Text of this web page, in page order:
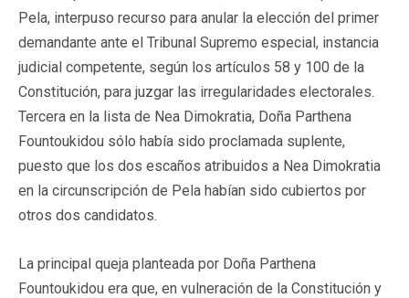
Pela, interpuso recurso para anular la elección del primer
demandante ante el Tribunal Supremo especial, instancia
judicial competente, según los artículos 58 y 100 de la
Constitución, para juzgar las irregularidades electorales.
Tercera en la lista de Nea Dimokratia, Doña Parthena
Fountoukidou sólo había sido proclamada suplente,
puesto que los dos escaños atribuidos a Nea Dimokratia
en la circunscripción de Pela habían sido cubiertos por
otros dos candidatos.
La principal queja planteada por Doña Parthena
Fountoukidou era que, en vulneración de la Constitución y